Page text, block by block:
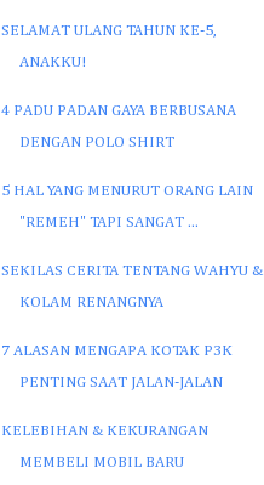
SELAMAT ULANG TAHUN KE-5,
ANAKKU!
4 PADU PADAN GAYA BERBUSANA
DENGAN POLO SHIRT
5 HAL YANG MENURUT ORANG LAIN
"REMEH" TAPI SANGAT ...
SEKILAS CERITA TENTANG WAHYU &
KOLAM RENANGNYA
7 ALASAN MENGAPA KOTAK P3K
PENTING SAAT JALAN-JALAN
KELEBIHAN & KEKURANGAN
MEMBELI MOBIL BARU